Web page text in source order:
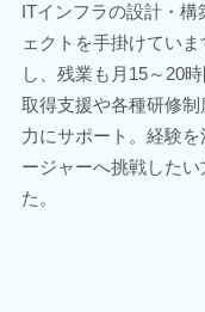
ITインフラの設計・
ェクトを手掛けてい
し、残業も月15～20
取得支援や各種研修
力にサポート。経験
ージャーへ挑戦した
た。